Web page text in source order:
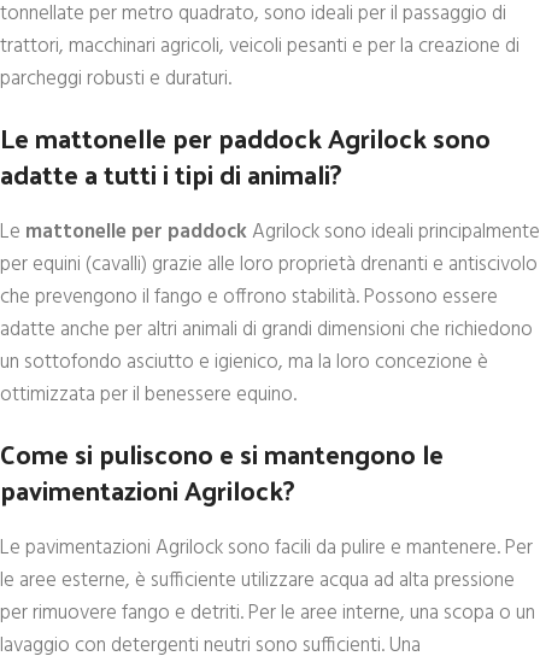
tonnellate per metro quadrato, sono ideali per il passaggio di
trattori, macchinari agricoli, veicoli pesanti e per la creazione di
parcheggi robusti e duraturi.
Le mattonelle per paddock Agrilock sono
adatte a tutti i tipi di animali?
Le mattonelle per paddockAgrilock sono ideali principalmente
per equini (cavalli) grazie alle loro proprietà drenanti e antiscivolo
che prevengono il fango e offrono stabilità. Possono essere
adatte anche per altri animali di grandi dimensioni che richiedono
un sottofondo asciutto e igienico, ma la loro concezione è
ottimizzata per il benessere equino.
Come si puliscono e si mantengono le
pavimentazioni Agrilock?
Le pavimentazioni Agrilock sono facili da pulire e mantenere. Per
le aree esterne, è sufficiente utilizzare acqua ad alta pressione
per rimuovere fango e detriti. Per le aree interne, una scopa o un
lavaggio con detergenti neutri sono sufficienti. Una